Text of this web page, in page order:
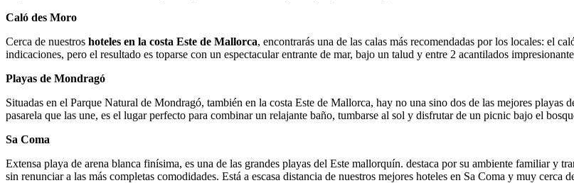
Caló des Moro
Cerca de nuestros hoteles en la costa Este de Mallorca, encontrarás una de las calas más recomendadas por los locales: el
indicaciones, pero el resultado es toparse con un espectacular entrante de mar, bajo un talud y entre 2 acantilados
Playas de Mondragó
Situadas en el Parque Natural de Mondragó, también en la costa Este de Mallorca, hay no una sino dos de las mejores
pasarela que las une, es el lugar perfecto para combinar un relajante baño, tumbarse al sol y disfrutar de un picnic bajo el
Sa Coma
Extensa playa de arena blanca finísima, es una de las grandes playas del Este mallorquín. destaca por su ambiente familiar y
sin renunciar a las más completas comodidades. Está a escasa distancia de nuestros mejores hoteles en Sa Coma y muy cerca